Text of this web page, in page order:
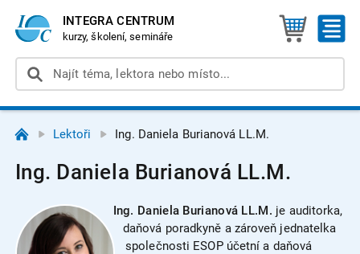
INTEGRA CENTRUM
kurzy, školení, semináře
Lektoři Ing. Daniela Burianová LL.M.
Ing. Daniela Burianová LL.M.
Ing. Daniela Burianová LL.M. je auditorka,
daňová poradkyně a zároveň jednatelka
společnosti ESOP účetní a daňová